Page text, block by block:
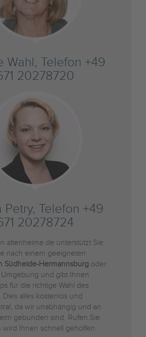
Wahl, Telefon +49
20278720
Petry, Telefon +49
20278724
altenheime.de unterstützt Sie
nach einem geeigneten
Südheide-Hermannsburg oder
und gibt Ihnen
für die richtige Wahl des
. Dies alles kostenlos und
da wir unabhängig und an
gebunden sind. Rufen Sie
wird Ihnen schnell geholfen: